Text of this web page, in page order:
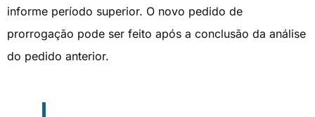
informe período superior. O novo pedido de
prorrogação pode ser feito após a conclusão da análise
do pedido anterior.